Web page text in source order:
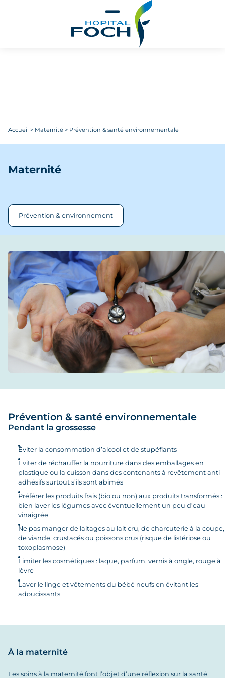
Accueil > Maternité > Prévention & santé environnementale
Maternité
Prévention & environnement
S’inscrire à la maternité
Votre grossesse
Votre accouchement
Votre séjour
Votre sortie
Prévention & santé environnementale
Pendant la grossesse
Éviter la consommation d’alcool et de stupéfiants
Eviter de réchauffer la nourriture dans des emballages en
plastique ou la cuisson dans des contenants à revêtement anti
adhésifs surtout s’ils sont abimés
Préférer les produits frais (bio ou non) aux produits transformés :
bien laver les légumes avec éventuellement un peu d’eau
vinaigrée
Ne pas manger de laitages au lait cru, de charcuterie à la coupe,
de viande, crustacés ou poissons crus (risque de listériose ou
toxoplasmose)
Limiter les cosmétiques : laque, parfum, vernis à ongle, rouge à
lèvre
Laver le linge et vêtements du bébé neufs en évitant les
adoucissants
À la maternité
Les soins à la maternité font l’objet d’une réflexion sur la santé